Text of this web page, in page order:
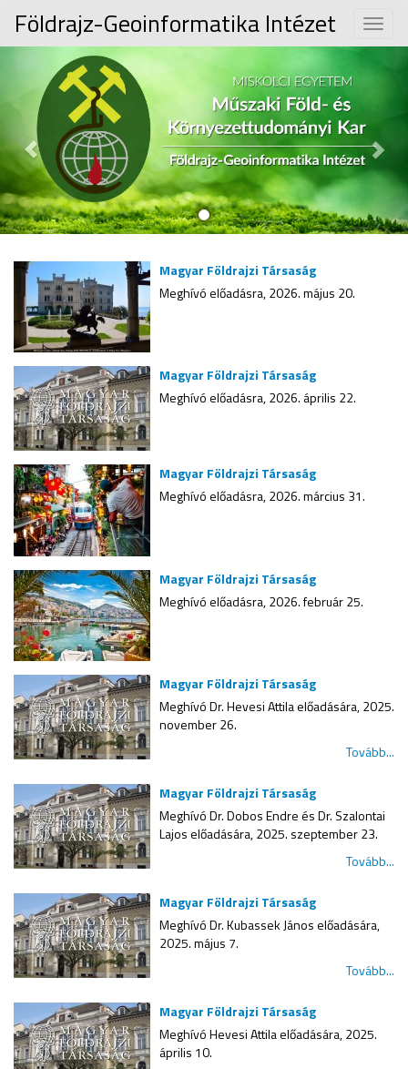
Toggle
Földrajz-Geoinformatika Intézet
Previous
Magyar Földrajzi Társaság
Meghívó előadásra, 2026. május 20.
Magyar Földrajzi Társaság
Meghívó előadásra, 2026. április 22.
Magyar Földrajzi Társaság
Meghívó előadásra, 2026. március 31.
Magyar Földrajzi Társaság
Meghívó előadásra, 2026. február 25.
Magyar Földrajzi Társaság
Meghívó Dr. Hevesi Attila előadására, 2025.
november 26.
Tovább...
Magyar Földrajzi Társaság
Meghívó Dr. Dobos Endre és Dr. Szalontai
Lajos előadására, 2025. szeptember 23.
Tovább...
Magyar Földrajzi Társaság
Meghívó Dr. Kubassek János előadására,
2025. május 7.
Tovább...
Magyar Földrajzi Társaság
Meghívó Hevesi Attila előadására, 2025.
április 10.